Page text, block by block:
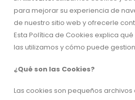
para mejorar su experiencia de
de nuestro sitio web y ofrecerle
Esta Política de Cookies explica
las utilizamos y cómo puede
¿Qué son las Cookies?
Las cookies son pequeños archivos